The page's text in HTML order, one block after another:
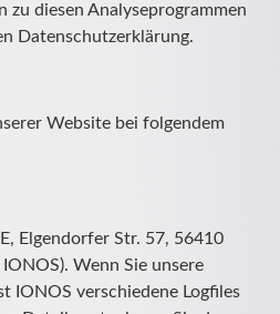
diesen Analyseprogrammen
Datenschutzerklärung.
Website bei folgendem
Elgendorfer Str. 57, 56410
Wenn Sie unsere
IONOS verschiedene Logfiles